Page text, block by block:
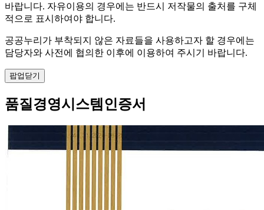
바랍니다. 자유이용의 경우에는 반드시 저작물의 출처를 구체
적으로 표시하여야 합니다.
공공누리가 부착되지 않은 자료들을 사용하고자 할 경우에는
담당자와 사전에 협의한 이후에 이용하여 주시기 바랍니다.
팝업닫기
품질경영시스템인증서